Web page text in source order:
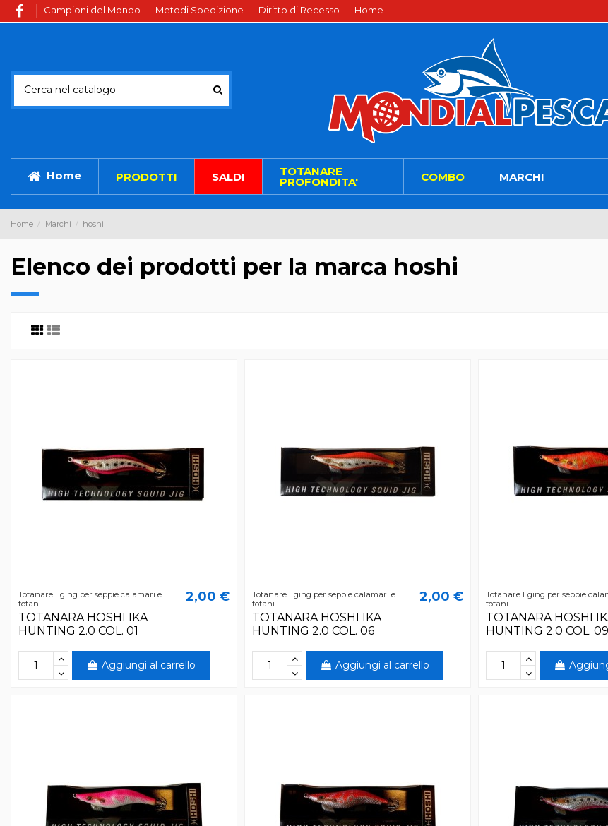
Campioni del Mondo Metodi Spedizione Diritto di Recesso Home
Home PRODOTTI SALDI TOTANARE
PROFONDITA' COMBO MARCHI
Home Marchi hoshi
Elenco dei prodotti per la marca hoshi
Totanare Eging per seppie calamari e
totani
TOTANARA HOSHI IKA
HUNTING 2.0 COL. 01
2,00 €
Aggiungi al carrello
Totanare Eging per seppie calamari e
totani
TOTANARA HOSHI IKA
HUNTING 2.0 COL. 06
2,00 €
Aggiungi al carrello
Totanare Eging per seppie
totani
TOTANARA HOSHI
HUNTING 2.0 COL. 09